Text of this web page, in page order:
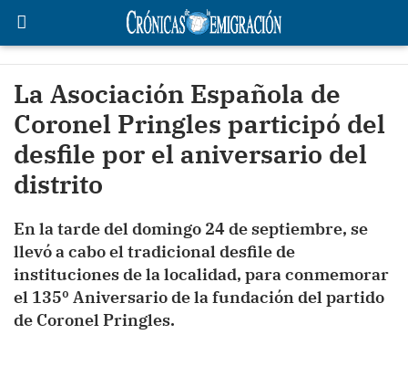
La Asociación Española de
Coronel Pringles participó del
desfile por el aniversario del
distrito
En la tarde del domingo 24 de septiembre, se
llevó a cabo el tradicional desfile de
instituciones de la localidad, para conmemorar
el 135º Aniversario de la fundación del partido
de Coronel Pringles.